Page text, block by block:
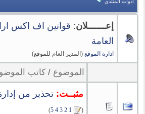
أدوات المنتدى
إعـــــــلان: قوانين اف اكس
العامة
ادارة الموقع (المدير العام للموقع)
الموضوع /كاتب
مثبــت: تحذير من
(
1
2
3
4
5
)